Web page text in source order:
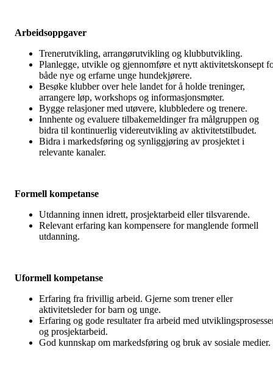
Arbeidsoppgaver
Trenerutvikling, arrangørutvikling og klubbutvikling.
Planlegge, utvikle og gjennomføre et nytt aktivitetskonsept
både nye og erfarne unge hundekjørere.
Besøke klubber over hele landet for å holde treninger,
arrangere løp, workshops og informasjonsmøter.
Bygge relasjoner med utøvere, klubbledere og trenere.
Innhente og evaluere tilbakemeldinger fra målgruppen og
bidra til kontinuerlig videreutvikling av aktivitetstilbudet.
Bidra i markedsføring og synliggjøring av prosjektet i
relevante kanaler.
Formell kompetanse
Utdanning innen idrett, prosjektarbeid eller tilsvarende.
Relevant erfaring kan kompensere for manglende formell
utdanning.
Uformell kompetanse
Erfaring fra frivillig arbeid. Gjerne som trener eller
aktivitetsleder for barn og unge.
Erfaring og gode resultater fra arbeid med
og prosjektarbeid.
God kunnskap om markedsføring og bruk av sosiale medier.